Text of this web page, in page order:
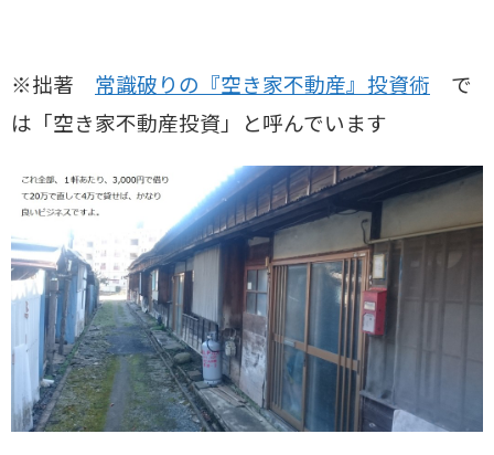
※拙著 常識破りの『空き家不動産』投資術 で
は「空き家不動産投資」と呼んでいます